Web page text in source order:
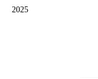
2025